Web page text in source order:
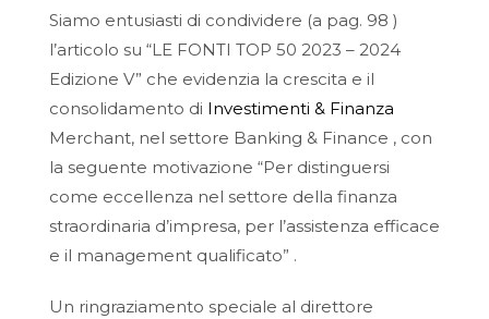
Siamo entusiasti di condividere (a pag. 98 )
l’articolo su “LE FONTI TOP 50 2023 – 2024
Edizione V” che evidenzia la crescita e il
consolidamento di Investimenti & Finanza
Merchant, nel settore Banking & Finance , con
la seguente motivazione “Per distinguersi
come eccellenza nel settore della finanza
straordinaria d’impresa, per l’assistenza efficace
e il management qualificato” .
Un ringraziamento speciale al direttore